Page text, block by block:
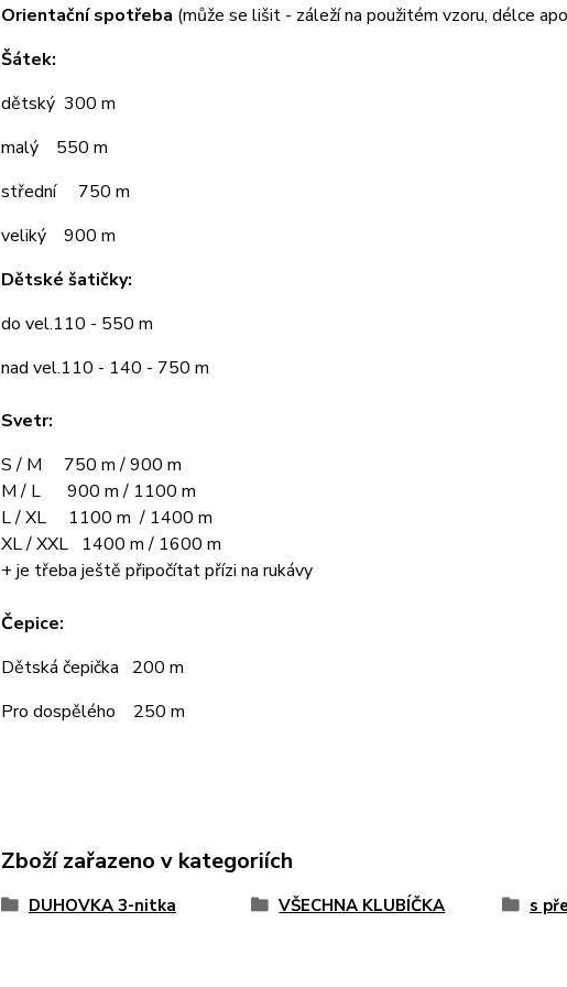
Orientační spotřeba (může se lišit - záleží na použitém vzoru, délce
Šátek:
dětský 300 m
malý 550 m
střední 750 m
veliký 900 m
Dětské šatičky:
do vel.110 - 550 m
nad vel.110 - 140 - 750 m
Svetr:
S / M 750 m / 900 m
M / L 900 m / 1100 m
L / XL 1100 m / 1400 m
XL / XXL 1400 m / 1600 m
+ je třeba ještě připočítat přízi na rukávy
Čepice:
Dětská čepička 200 m
Pro dospělého 250 m
Zboží zařazeno v kategoriích
DUHOVKA 3-nitka VŠECHNA KLUBÍČKA s